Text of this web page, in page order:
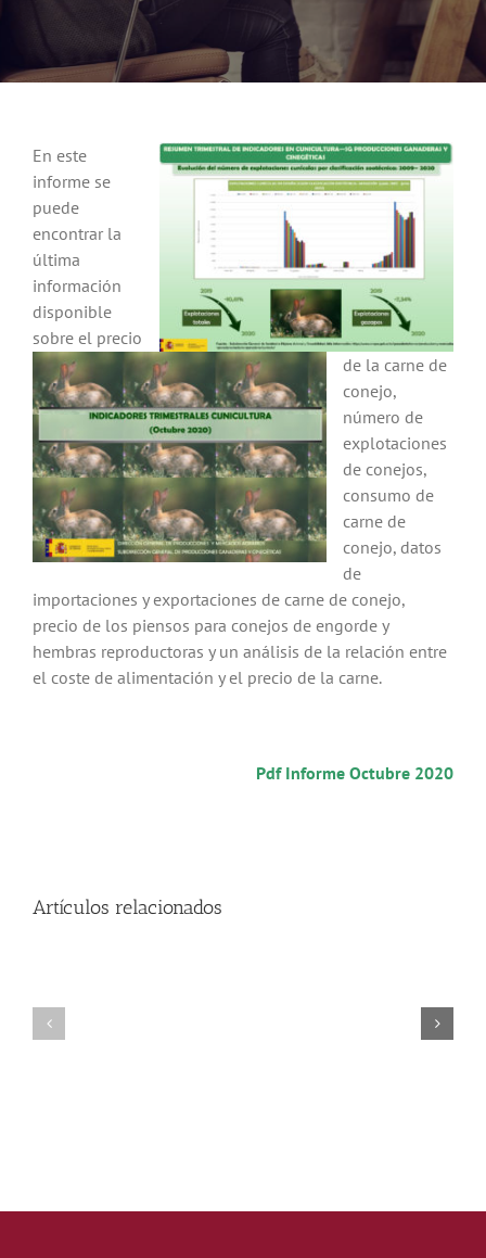
Contactar
WooCommerce My Account
WooCommerce Cart
En este
informe se
puede
encontrar la
última
información
disponible
sobre el precio
de la carne de
conejo,
número de
explotaciones
de conejos,
consumo de
carne de
conejo, datos
de
importaciones y exportaciones de carne de conejo,
precio de los piensos para conejos de engorde y
hembras reproductoras y un análisis de la relación entre
el coste de alimentación y el precio de la carne.
Pdf Informe Octubre 2020
Artículos relacionados